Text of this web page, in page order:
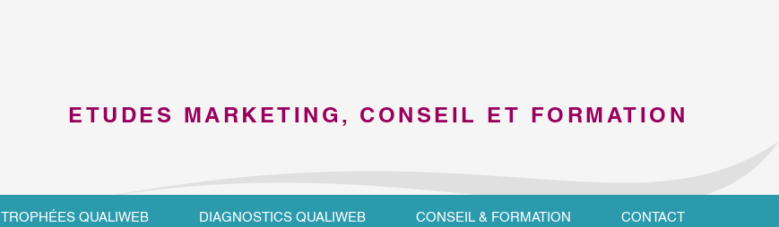
ETUDES MARKETING, CONSEIL ET FORMATION
TROPHÉES QUALIWEB DIAGNOSTICS QUALIWEB CONSEIL & FORMATION CONTACT